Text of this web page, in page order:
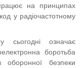
на принципах
у радіочастотному
сьогодні означає
боротьба
безпеки